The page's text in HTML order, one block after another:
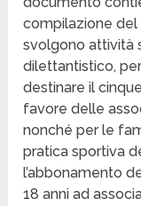
compilazione
svolgono attività
dilettantistico,
destinare il
favore delle
nonché per le
pratica sportiva
l’abbonamento
18 anni ad